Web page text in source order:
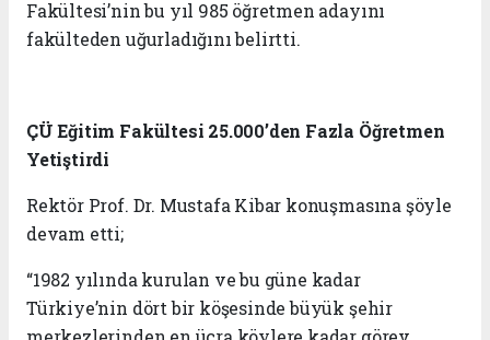
Fakültesi’nin bu yıl 985 öğretmen adayını
fakülteden uğurladığını belirtti.
ÇÜ Eğitim Fakültesi 25.000’den Fazla Öğretmen
Yetiştirdi
Rektör Prof. Dr. Mustafa Kibar konuşmasına şöyle
devam etti;
“1982 yılında kurulan ve bu güne kadar
Türkiye’nin dört bir köşesinde büyük şehir